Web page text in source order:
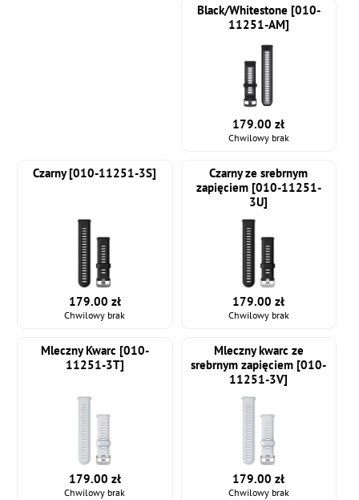
Black/Whitestone [010-
11251-AM]
179.00 zł
Chwilowy brak
Czarny [010-11251-3S]
179.00 zł
Chwilowy brak
Czarny ze srebrnym
zapięciem [010-11251-
3U]
179.00 zł
Chwilowy brak
Mleczny Kwarc [010-
11251-3T]
179.00 zł
Chwilowy brak
Mleczny kwarc ze
srebrnym zapięciem [010-
11251-3V]
179.00 zł
Chwilowy brak